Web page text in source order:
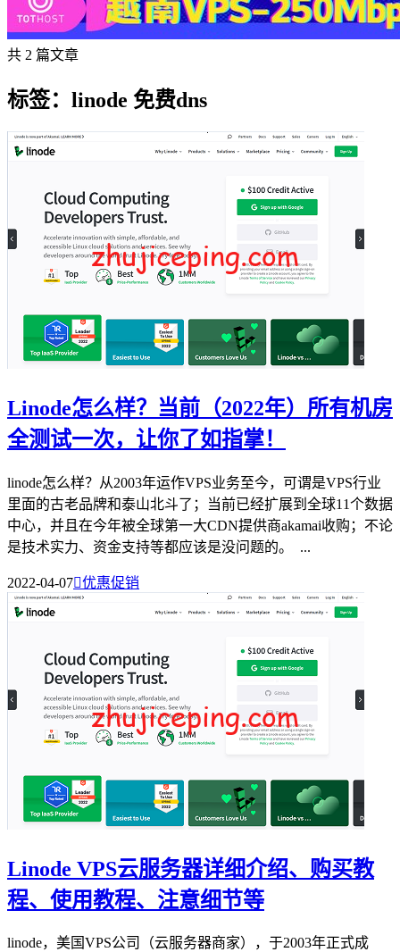
共 2 篇文章
标签：linode 免费dns
Linode怎么样？当前（2022年）所有机房
全测试一次，让你了如指掌！
linode怎么样？从2003年运作VPS业务至今，可谓是VPS行业
里面的古老品牌和泰山北斗了；当前已经扩展到全球11个数据
中心，并且在今年被全球第一大CDN提供商akamai收购；不论
是技术实力、资金支持等都应该是没问题的。 ...
2022-04-07优惠促销
Linode VPS云服务器详细介绍、购买教
程、使用教程、注意细节等
linode，美国VPS公司（云服务器商家），于2003年正式成